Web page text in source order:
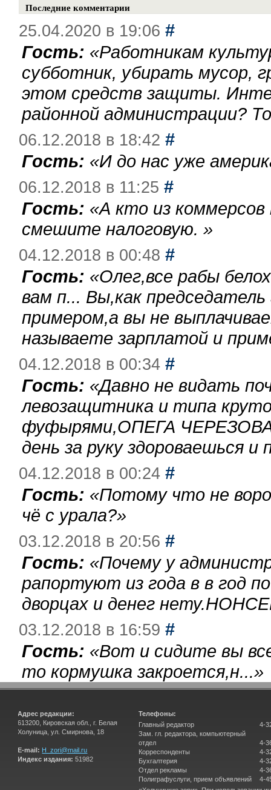
Последние комментарии
25.04.2020 в 19:06 #
Гость: «Работникам
субботник, убирать мусор,
этом средств защиты.
районной администрации?
06.12.2018 в 18:42 #
Гость: «И до нас уже
06.12.2018 в 11:25 #
Гость: «А кто из
смешите налоговую. »
04.12.2018 в 00:48 #
Гость: «Олег,все рабы
вам п... Вы,как
примером,а вы не
называете зарплатой и
04.12.2018 в 00:34 #
Гость: «Давно не видать
левозащитника и типа
фуфырями,ОПЕГА
день за руку здороваешься
04.12.2018 в 00:24 #
Гость: «Потому что не
чё с урала?»
03.12.2018 в 20:56 #
Гость: «Почему у
рапортуют из года в в год
дворцах и денег
03.12.2018 в 16:59 #
Гость: «Вот и сидите вы
то кормушка закроется,н...»
Адрес редакции:
613200, Кировская обл., г. Белая
Холуница, ул. Смирнова, 18
E-mail: H_zori@mail.ru
Индекс издания: 51982
Телефоны:
Главный редактор
Зам. гл. редактора, компьютерный
отдел
Корреспонденты
Бухгалтерия
Отдел рекламы
Полиграфуслуги, прием объявлений
4-
4-
4-
4-
4-
4-